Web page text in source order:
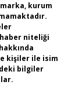
kurum
niteliği
kişiler ile isim
bilgiler